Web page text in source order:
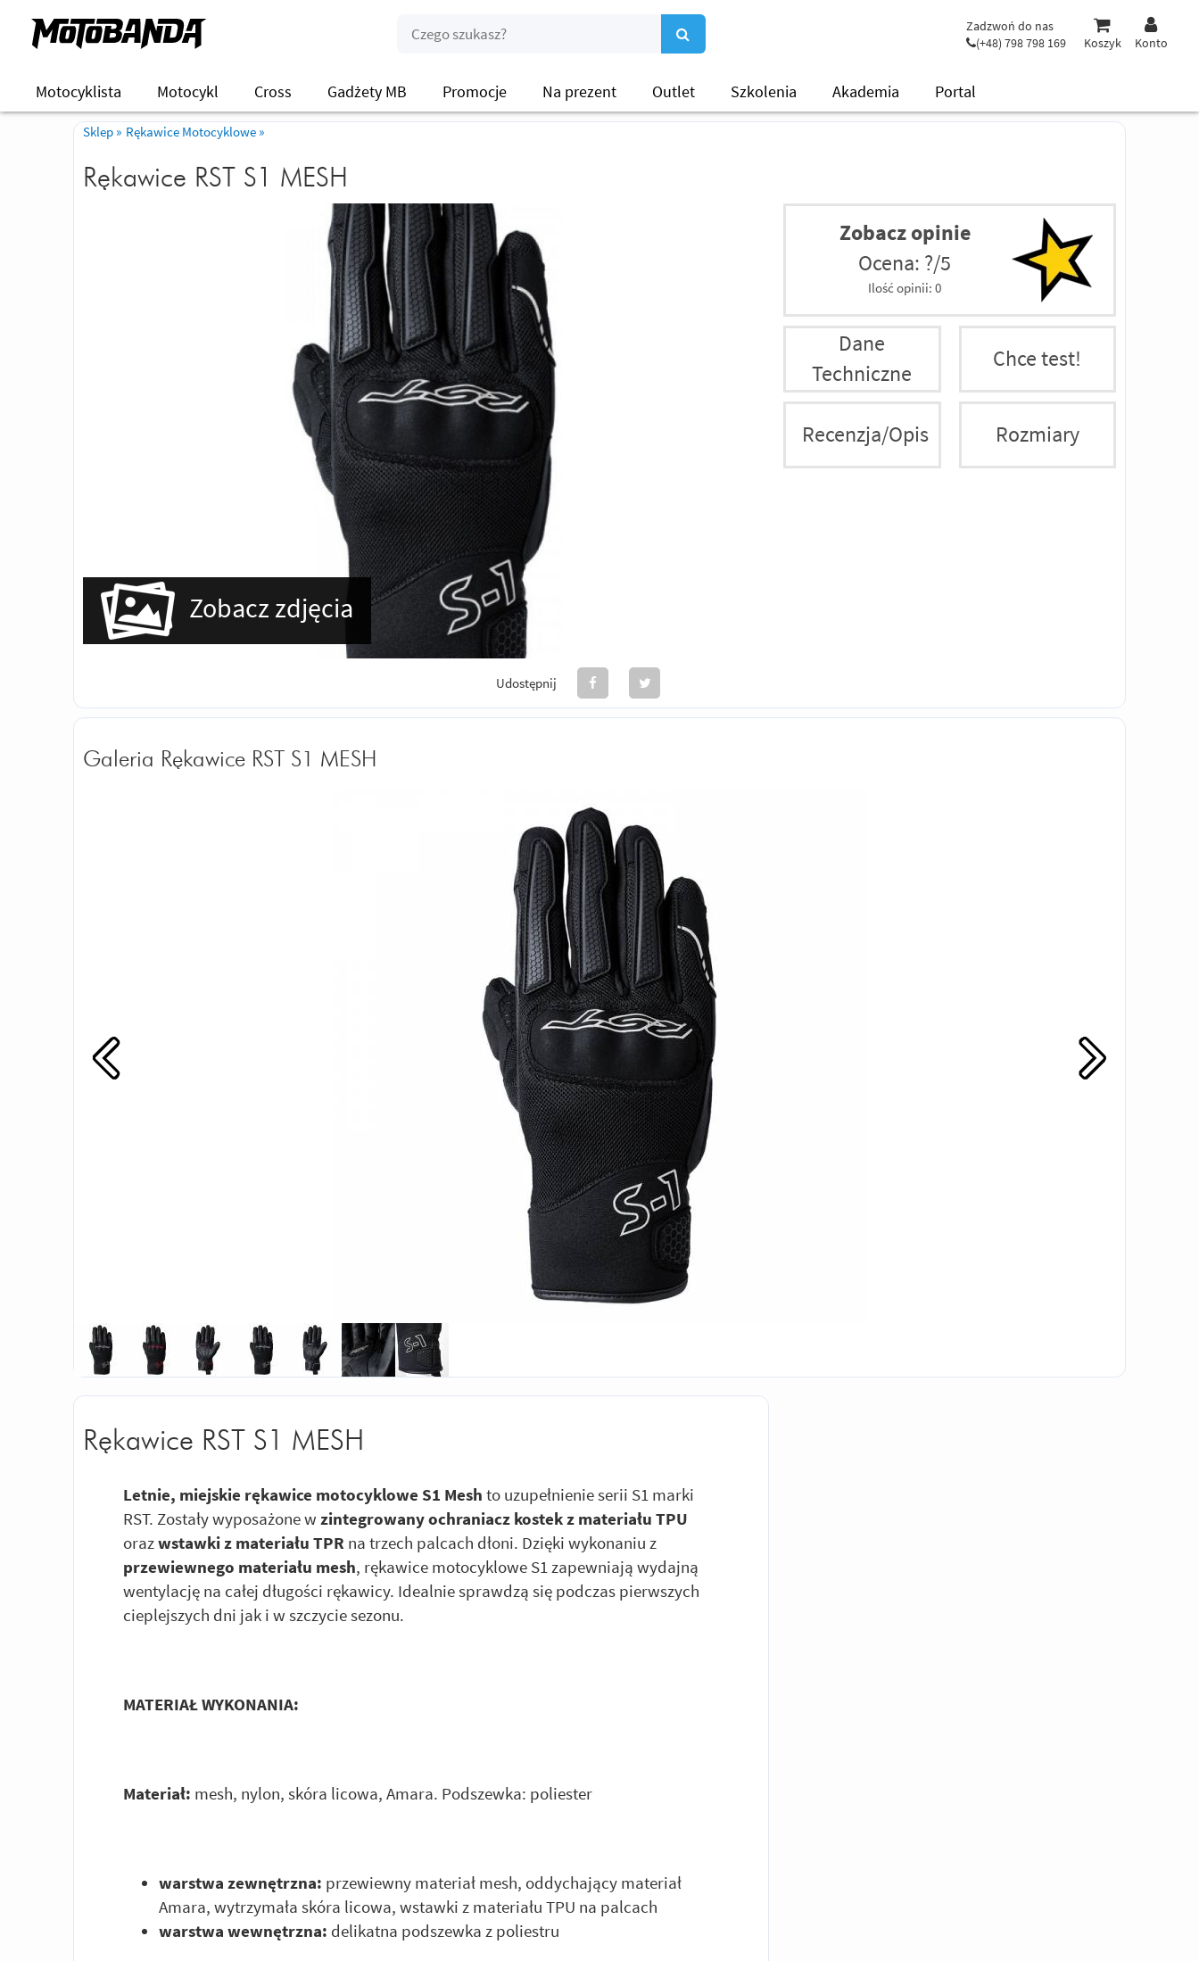
Zadzwoń do nas
(+48) 798 798 169
Koszyk Konto
Motocyklista Motocykl Cross Gadżety MB Promocje Na prezent Outlet Szkolenia Akademia Portal
Sklep » Rękawice Motocyklowe »
Rękawice RST S1 MESH
Zobacz zdjęcia
Zobacz opinie
Ocena: ?/5
Ilość opinii:0
Dane
Techniczne
Chce test!
Recenzja/Opis Rozmiary
Udostępnij
Galeria Rękawice RST S1 MESH
Rękawice RST S1 MESH
Letnie, miejskie rękawice motocyklowe S1 Mesh to uzupełnienie serii S1 marki
RST. Zostały wyposażone w zintegrowany ochraniacz kostek z materiału TPU
orazwstawki z materiału TPR na trzech palcach dłoni. Dzięki wykonaniu z
przewiewnego materiału mesh, rękawice motocyklowe S1 zapewniają wydajną
wentylację na całej długości rękawicy. Idealnie sprawdzą się podczas pierwszych
cieplejszych dni jak i w szczycie sezonu.
MATERIAŁ WYKONANIA:
Materiał: mesh, nylon, skóra licowa, Amara. Podszewka: poliester
warstwa zewnętrzna: przewiewny materiał mesh, oddychający materiał
Amara, wytrzymała skóra licowa, wstawki z materiału TPU na palcach
warstwa wewnętrzna: delikatna podszewka z poliestru